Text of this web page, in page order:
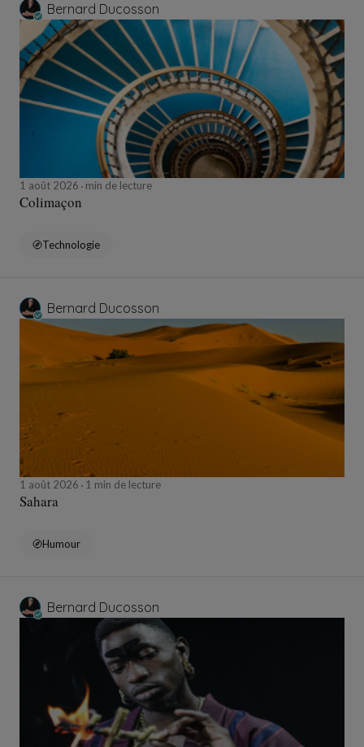
Bernard Ducosson
1 août 2026 min de lecture
Colimaçon
Technologie
Bernard Ducosson
1 août 2026 1 min de lecture
Sahara
Humour
Bernard Ducosson